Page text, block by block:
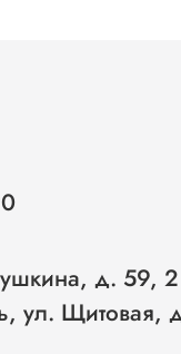
д. 59, 2
ул. Щитовая,